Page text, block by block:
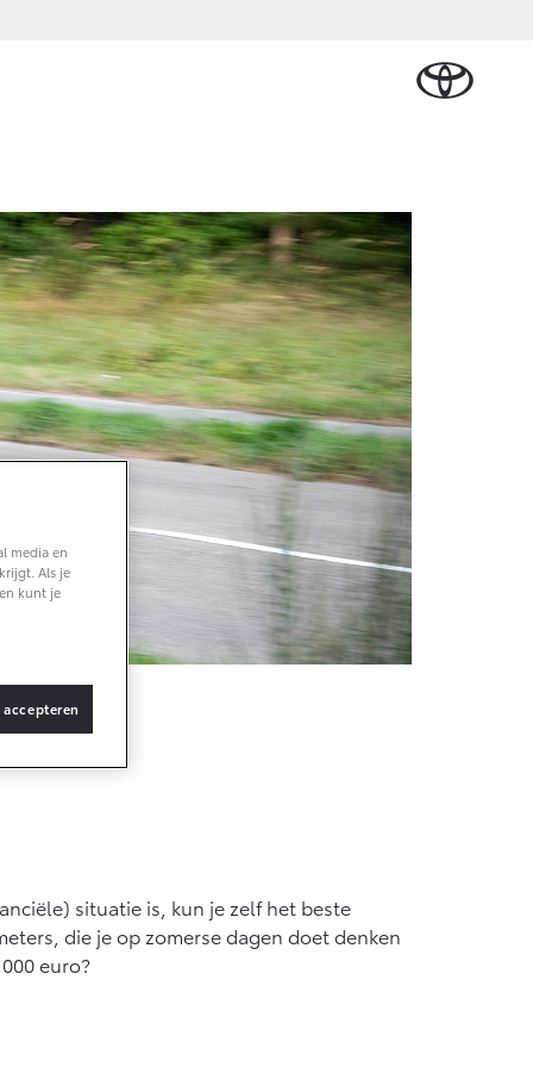
€ 32.995,-
C-HR
ALS PLUG-IN
€ 36.495,-
ELEKTRISCH
Vraag een brochure aan
Bekijk de verwachte
modellen
Onderdelen
Accessoires
Banden
Werkplaatsafspraak
maken
Contact en
Route
Thuislaadpakketten
Laadpas
Energie en slim
laden
Lease
Bedrijfswagens op
maat
Financieren of
leasen
Verzekeren
Vraag een
brochure
aan
Contact en
Route
situatie is, kun je zelf het beste
die je op zomerse dagen doet denken
euro?
media en
Als je
kunt je